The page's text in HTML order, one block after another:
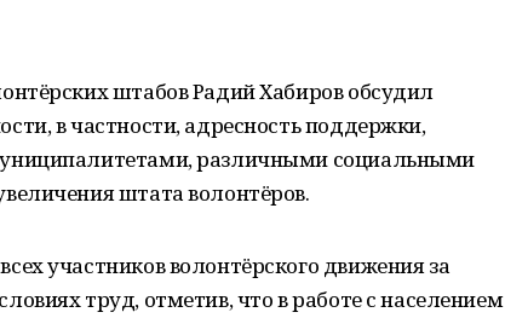
штабов Радий Хабиров обсудил
в частности, адресность поддержки,
различными социальными
штата волонтёров.
участников волонтёрского движения за
труд, отметив, что в работе с населением